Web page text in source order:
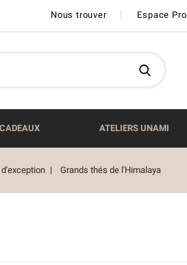
Nous trouver Espace Pro
CADEAUX ATELIERS UNAMI
Grands thés de l'Himalaya